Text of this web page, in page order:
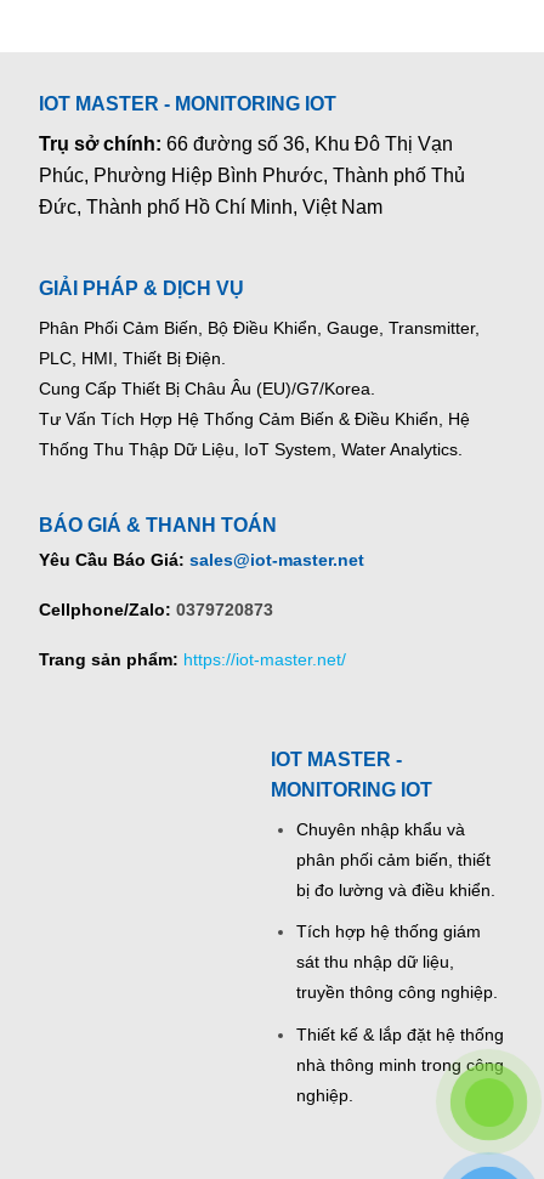
IOT MASTER - MONITORING IOT
Trụ sở chính:66 đường số 36, Khu Đô Thị Vạn
Phúc, Phường Hiệp Bình Phước, Thành phố Thủ
Đức, Thành phố Hồ Chí Minh, Việt Nam
GIẢI PHÁP & DỊCH VỤ
Phân Phối Cảm Biến, Bộ Điều Khiển, Gauge, Transmitter,
PLC, HMI, Thiết Bị Điện.
Cung Cấp Thiết Bị Châu Âu (EU)/G7/Korea.
Tư Vấn Tích Hợp Hệ Thống Cảm Biến & Điều Khiển, Hệ
Thống Thu Thập Dữ Liệu, IoT System, Water Analytics.
BÁO GIÁ & THANH TOÁN
Yêu Cầu Báo Giá: sales@iot-master.net
Cellphone/Zalo: 0379720873
Trang sản phẩm: https://iot-master.net/
IOT MASTER -
MONITORING IOT
Chuyên nhập khẩu và
phân phối cảm biến, thiết
bị đo lường và điều khiển.
Tích hợp hệ thống giám
sát thu nhập dữ liệu,
truyền thông công nghiệp.
Thiết kế & lắp đặt hệ thống
nhà thông minh trong công
nghiệp.